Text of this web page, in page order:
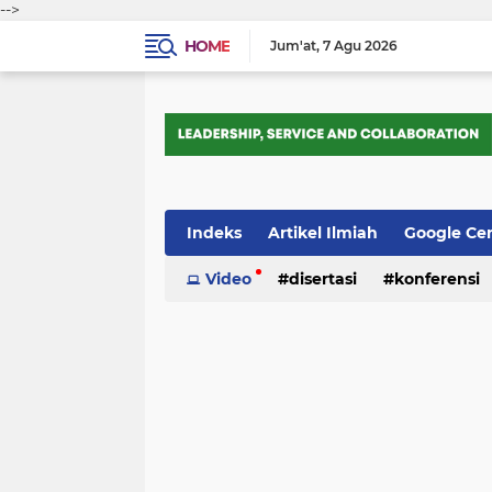
-->
HOME
Jum'at 7 Agu 2026
Indeks Artikel Ilmiah Google
Tips Trik Webometrics
Video disertasi konferensi